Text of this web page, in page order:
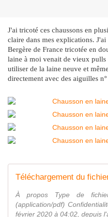
J'ai tricoté ces chaussons en
claire dans mes explications.
Bergère de France tricotée en
laine à moi venait de vieux
utiliser de la laine neuve et
directement avec des aiguilles
À propos Type de
(application/pdf)
février 2020 à 04:02, depuis